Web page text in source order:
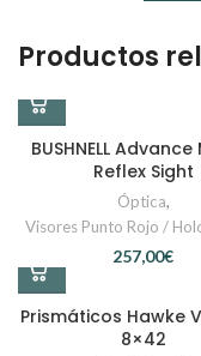
Productos
BUSHNELL Advance
Reflex Sight
Óptica,
Visores Punto Rojo /
€
Prismáticos Hawke
8×42